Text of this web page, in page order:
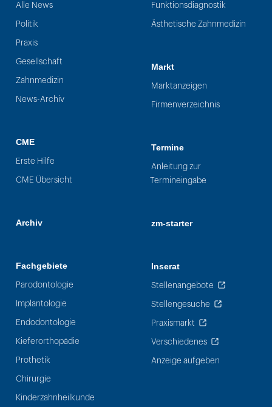
Alle News
Politik
Praxis
Gesellschaft
Zahnmedizin
News-Archiv
CME
Erste Hilfe
CME Übersicht
Archiv
Fachgebiete
Parodontologie
Implantologie
Endodontologie
Kieferorthopädie
Prothetik
Chirurgie
Kinderzahnheilkunde
Funktionsdiagnostik
Ästhetische Zahnmedizin
Markt
Marktanzeigen
Firmenverzeichnis
Termine
Anleitung zur
Termineingabe
zm-starter
Inserat
Stellenangebote
Stellengesuche
Praxismarkt
Verschiedenes
Anzeige aufgeben